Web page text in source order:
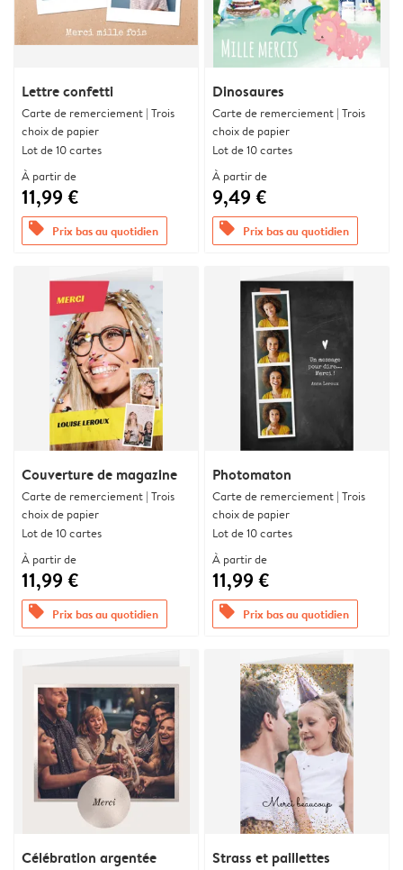
Lettre confetti
Carte de remerciement | Trois
choix de papier
Lot de 10 cartes
À partir de
11,99 €
offers Prix bas au quotidien
Dinosaures
Carte de remerciement | Trois
choix de papier
Lot de 10 cartes
À partir de
9,49 €
offers Prix bas au quotidien
Couverture de magazine
Carte de remerciement | Trois
choix de papier
Lot de 10 cartes
À partir de
11,99 €
offers Prix bas au quotidien
Photomaton
Carte de remerciement | Trois
choix de papier
Lot de 10 cartes
À partir de
11,99 €
offers Prix bas au quotidien
Célébration argentée Strass et paillettes